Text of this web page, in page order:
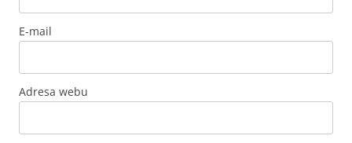
E-mail
Adresa webu